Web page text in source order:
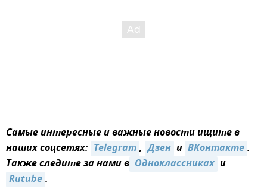
Самые интересные и важные новости ищите в
наших соцсетях: Telegram, Дзен и ВКонтакте.
Также следите за нами в Одноклассниках и
Rutube.